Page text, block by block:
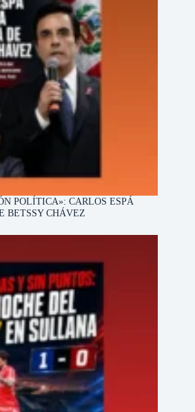
POLÍTICA»: CARLOS ESPÁ
BETSSY CHÁVEZ